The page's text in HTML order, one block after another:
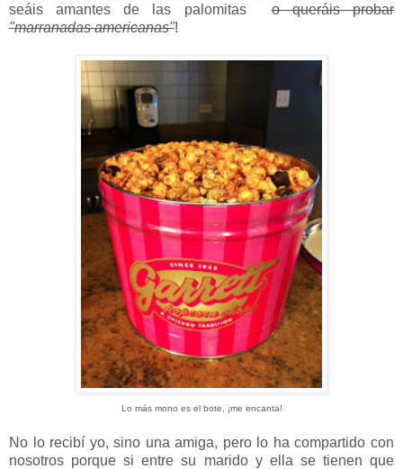
seáis amantes de las palomitaso queráis probar
"marranadas americanas"!
Lo más mono es el bote, ¡me encanta!
No lo recibí yo, sino una amiga, pero lo ha compartido con
nosotros porque si entre su marido y ella se tienen que